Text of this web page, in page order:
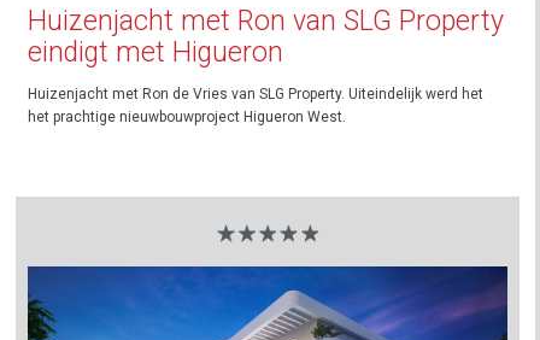
Huizenjacht met Ron van SLG Property
eindigt met Higueron
Huizenjacht met Ron de Vries van SLG Property. Uiteindelijk werd het
het prachtige nieuwbouwproject Higueron West.